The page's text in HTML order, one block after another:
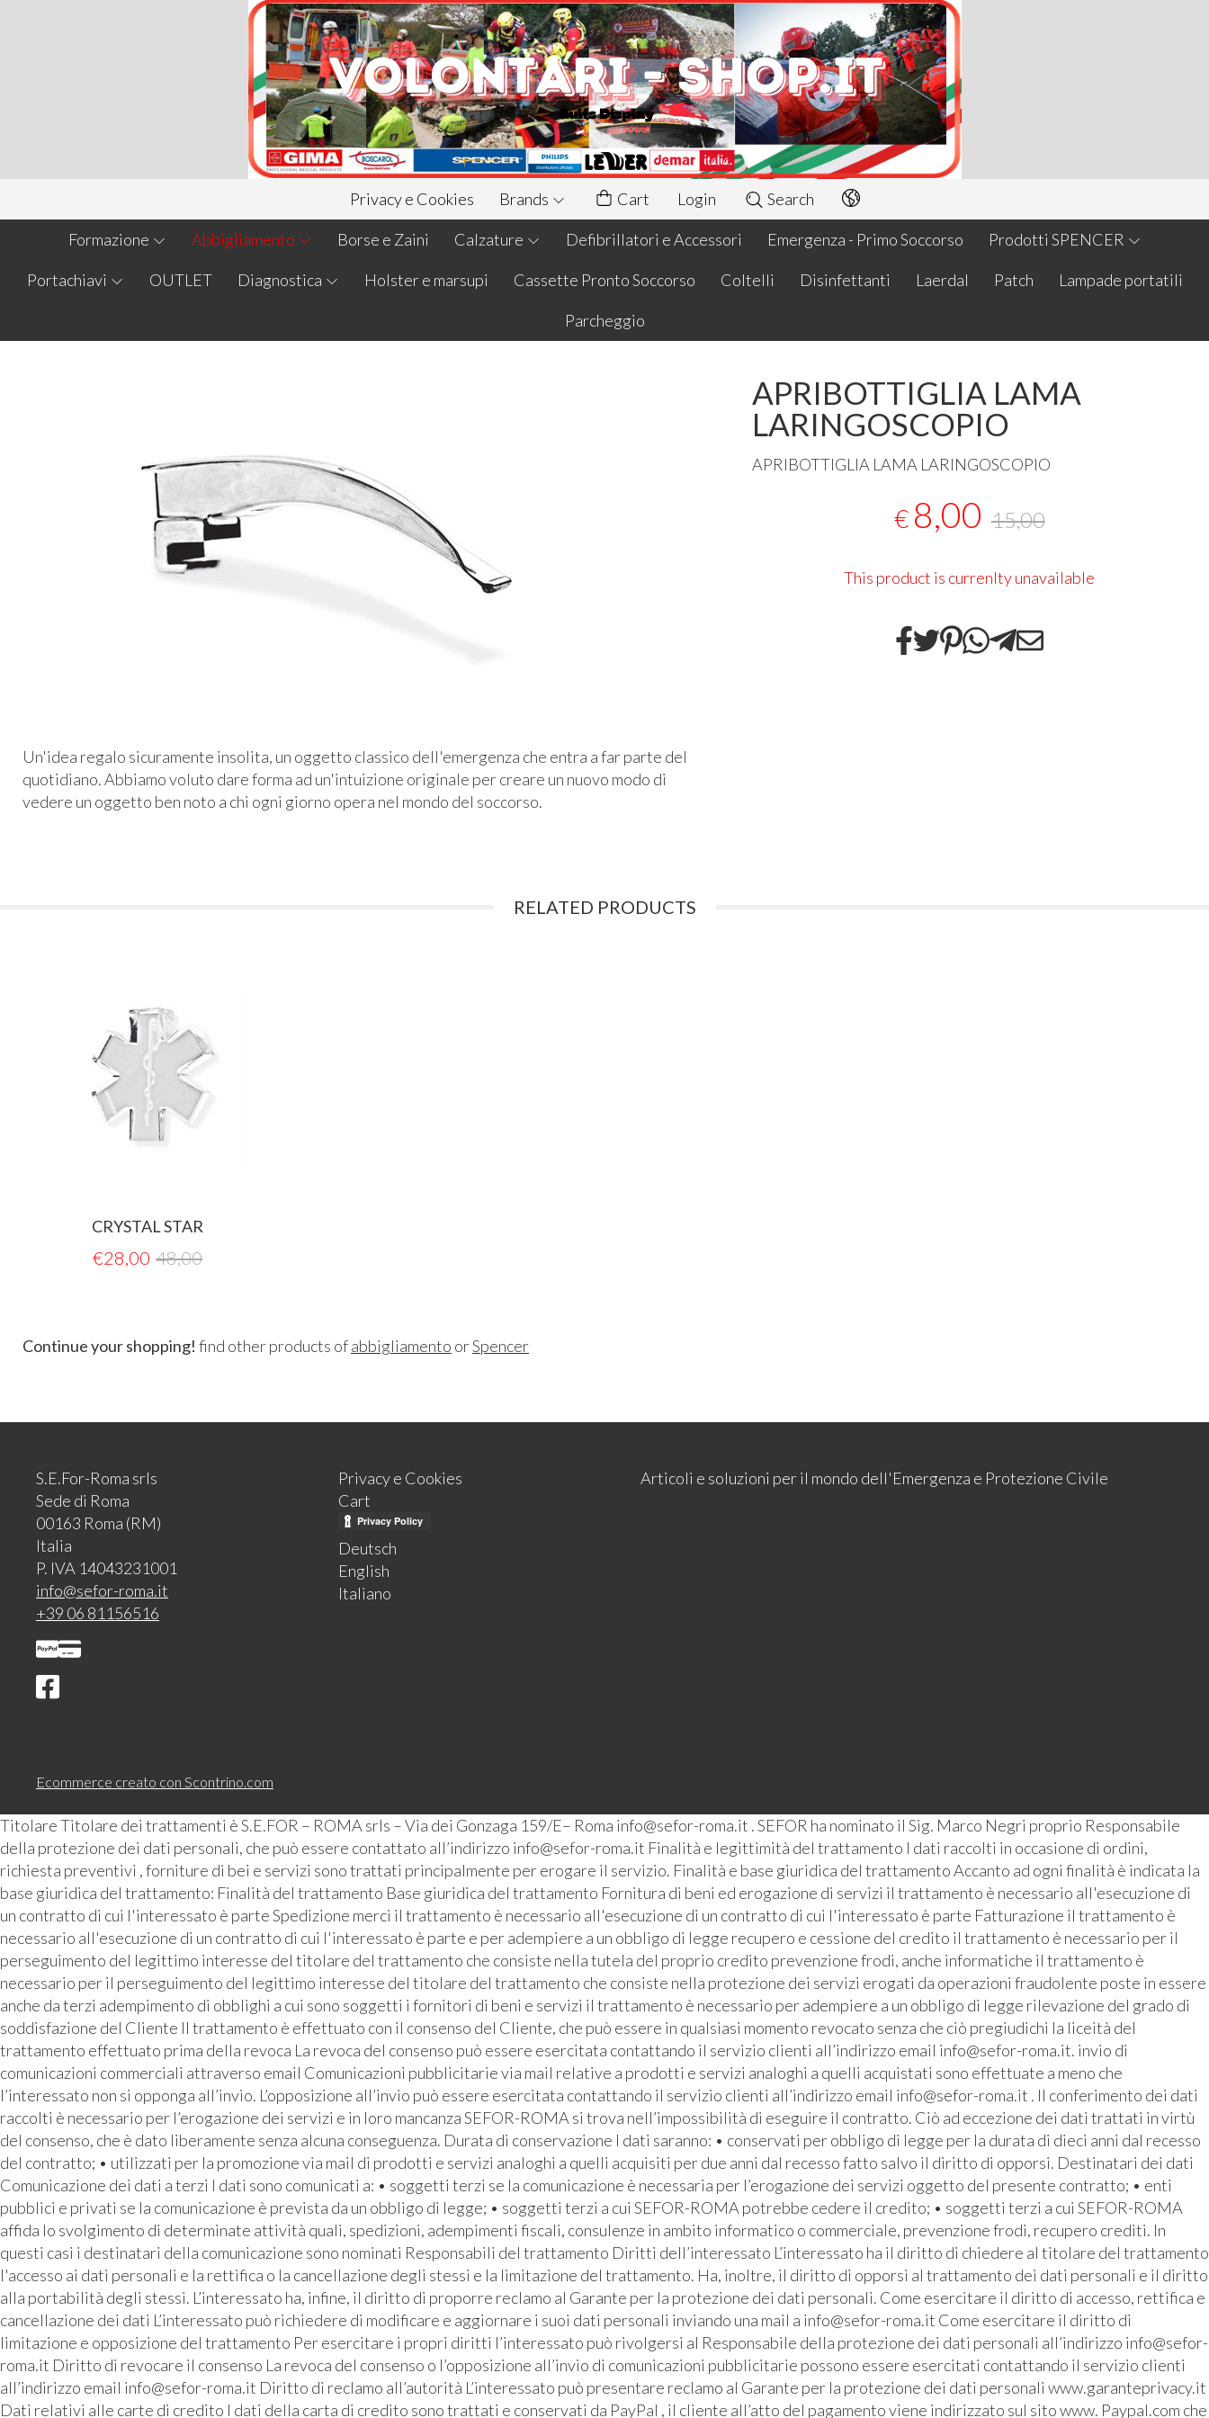
Privacy e Cookies Brands Cart Login Search
Formazione Abbigliamento Borse e Zaini Calzature Defibrillatori e Accessori Emergenza - Primo Soccorso Prodotti SPENCER
Portachiavi OUTLET Diagnostica Holster e marsupi Cassette Pronto Soccorso Coltelli Disinfettanti Laerdal Patch Lampade portatili
Parcheggio
Un'idea regalo sicuramente insolita, un oggetto classico dell'emergenza che entra a far parte del
quotidiano. Abbiamo voluto dare forma ad un'intuizione originale per creare un nuovo modo di
vedere un oggetto ben noto a chi ogni giorno opera nel mondo del soccorso.
APRIBOTTIGLIA LAMA
LARINGOSCOPIO
APRIBOTTIGLIA LAMA LARINGOSCOPIO
€ 8,00 15,00
This product is currenlty unavailable
RELATED PRODUCTS
CRYSTAL STAR
€28,00 48,00
Continue your shopping! find other products ofabbigliamento orSpencer
S.E.For-Roma srls
Sede di Roma
00163 Roma (RM)
Italia
P. IVA 14043231001
info@sefor-roma.it
+39 06 81156516
Privacy e Cookies
Cart
Deutsch
English
Italiano
Articoli e soluzioni per il mondo dell'Emergenza e Protezione Civile
Ecommerce creato con Scontrino.com
Titolare Titolare dei trattamenti è S.E.FOR – ROMA srls – Via dei Gonzaga 159/E– Roma info@sefor-roma.it . SEFOR ha nominato il Sig. Marco Negri proprio Responsabile
della protezione dei dati personali, che può essere contattato all’indirizzo info@sefor-roma.it Finalità e legittimità del trattamento I dati raccolti in occasione di ordini,
richiesta preventivi , forniture di bei e servizi sono trattati principalmente per erogare il servizio. Finalità e base giuridica del trattamento Accanto ad ogni finalità è indicata la
base giuridica del trattamento: Finalità del trattamento Base giuridica del trattamento Fornitura di beni ed erogazione di servizi il trattamento è necessario all'esecuzione di
un contratto di cui l'interessato è parte Spedizione merci il trattamento è necessario all'esecuzione di un contratto di cui l'interessato è parte Fatturazione il trattamento è
necessario all'esecuzione di un contratto di cui l'interessato è parte e per adempiere a un obbligo di legge recupero e cessione del credito il trattamento è necessario per il
perseguimento del legittimo interesse del titolare del trattamento che consiste nella tutela del proprio credito prevenzione frodi, anche informatiche il trattamento è
necessario per il perseguimento del legittimo interesse del titolare del trattamento che consiste nella protezione dei servizi erogati da operazioni fraudolente poste in essere
anche da terzi adempimento di obblighi a cui sono soggetti i fornitori di beni e servizi il trattamento è necessario per adempiere a un obbligo di legge rilevazione del grado di
soddisfazione del Cliente Il trattamento è effettuato con il consenso del Cliente, che può essere in qualsiasi momento revocato senza che ciò pregiudichi la liceità del
trattamento effettuato prima della revoca La revoca del consenso può essere esercitata contattando il servizio clienti all’indirizzo email info@sefor-roma.it. invio di
comunicazioni commerciali attraverso email Comunicazioni pubblicitarie via mail relative a prodotti e servizi analoghi a quelli acquistati sono effettuate a meno che
l’interessato non si opponga all’invio. L’opposizione all’invio può essere esercitata contattando il servizio clienti all’indirizzo email info@sefor-roma.it . Il conferimento dei dati
raccolti è necessario per l’erogazione dei servizi e in loro mancanza SEFOR-ROMA si trova nell’impossibilità di eseguire il contratto. Ciò ad eccezione dei dati trattati in virtù
del consenso, che è dato liberamente senza alcuna conseguenza. Durata di conservazione I dati saranno: • conservati per obbligo di legge per la durata di dieci anni dal recesso
del contratto; • utilizzati per la promozione via mail di prodotti e servizi analoghi a quelli acquisiti per due anni dal recesso fatto salvo il diritto di opporsi. Destinatari dei dati
Comunicazione dei dati a terzi I dati sono comunicati a: • soggetti terzi se la comunicazione è necessaria per l’erogazione dei servizi oggetto del presente contratto; • enti
pubblici e privati se la comunicazione è prevista da un obbligo di legge; • soggetti terzi a cui SEFOR-ROMA potrebbe cedere il credito; • soggetti terzi a cui SEFOR-ROMA
affida lo svolgimento di determinate attività quali, spedizioni, adempimenti fiscali, consulenze in ambito informatico o commerciale, prevenzione frodi, recupero crediti. In
questi casi i destinatari della comunicazione sono nominati Responsabili del trattamento Diritti dell’interessato L’interessato ha il diritto di chiedere al titolare del trattamento
l'accesso ai dati personali e la rettifica o la cancellazione degli stessi e la limitazione del trattamento. Ha, inoltre, il diritto di opporsi al trattamento dei dati personali e il diritto
alla portabilità degli stessi. L’interessato ha, infine, il diritto di proporre reclamo al Garante per la protezione dei dati personali. Come esercitare il diritto di accesso, rettifica e
cancellazione dei dati L’interessato può richiedere di modificare e aggiornare i suoi dati personali inviando una mail a info@sefor-roma.it Come esercitare il diritto di
limitazione e opposizione del trattamento Per esercitare i propri diritti l’interessato può rivolgersi al Responsabile della protezione dei dati personali all’indirizzo info@sefor-
roma.it Diritto di revocare il consenso La revoca del consenso o l’opposizione all’invio di comunicazioni pubblicitarie possono essere esercitati contattando il servizio clienti
all’indirizzo email info@sefor-roma.it Diritto di reclamo all’autorità L’interessato può presentare reclamo al Garante per la protezione dei dati personali www.garanteprivacy.it
Dati relativi alle carte di credito I dati della carta di credito sono trattati e conservati da PayPal , il cliente all’atto del pagamento viene indirizzato sul sito www. Paypal.com che